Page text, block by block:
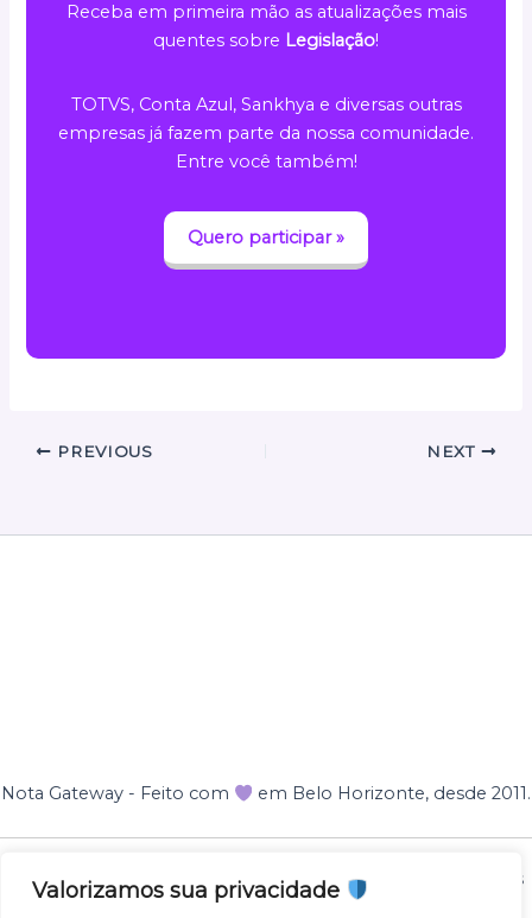
Valorizamos sua privacidade
Receba em primeira mão as atualizações mais
quentes sobre Legislação!
TOTVS, Conta Azul, Sankhya e diversas outras
empresas já fazem parte da nossa comunidade.
Entre você também!
Quero participar »
PREVIOUS NEXT
Nota Gateway - Feito com em Belo Horizonte, desde 2011.
Nota Gateway — 2011 - 2025 © Todos os direitos reservados
NOTA GATEWAY DESENVOLVIMENTO DE SOFTWARES